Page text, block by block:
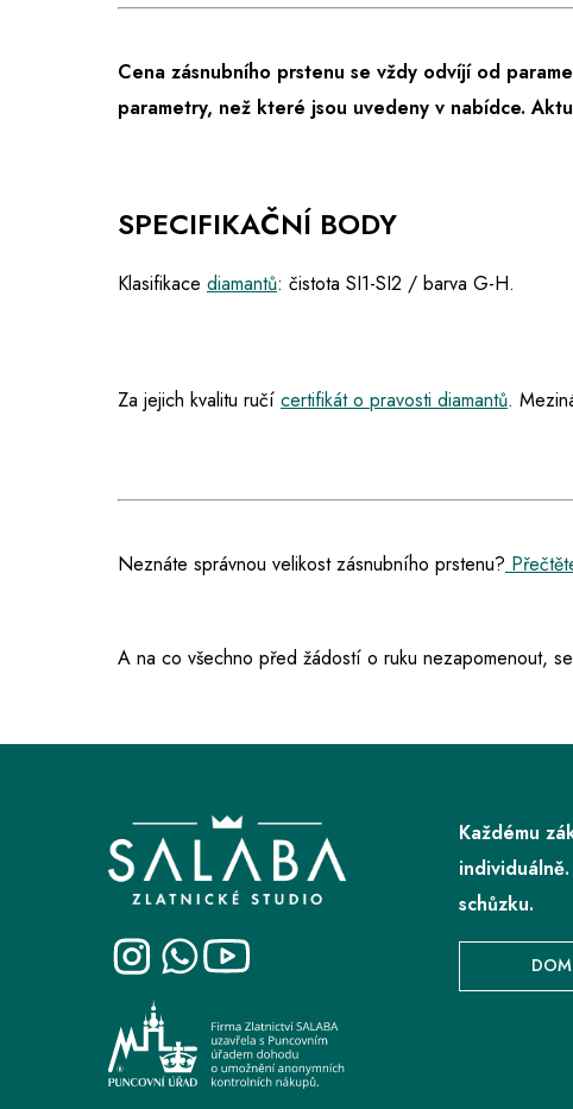
Cena zásnubního prstenu se vždy odvíjí od
parametry, než které jsou uvedeny v nabídce.
SPECIFIKAČNÍ BODY
Klasifikace diamantů: čistota SI1-SI2 / barva G-H.
Za jejich kvalitu ručí certifikát o pravosti diamantů.
Neznáte správnou velikost zásnubního prstenu?
A na co všechno před žádostí o ruku nezapomenout,
Každému
schůzku.